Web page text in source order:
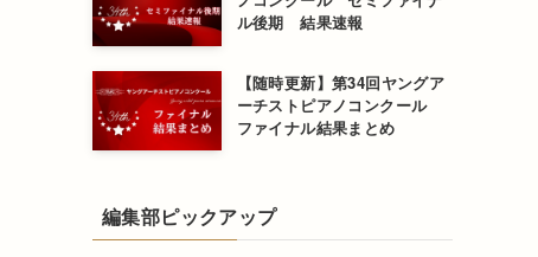
ル後期 結果速報
【随時更新】第34回ヤングア
ーチストピアノコンクール
ファイナル結果まとめ
編集部ピックアップ